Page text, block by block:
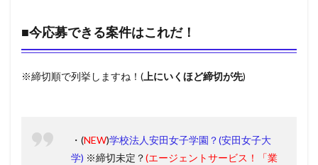
■今応募できる案件はこれだ！
※締切順で列挙しますね！( 上にいくほど締切が先)
・(NEW)学校法人安田女子学園？(安田女子大
学) ※締切未定？(エージェントサービス！「業